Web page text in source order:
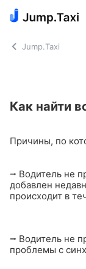
Jump.Taxi
Как найти
Причины, по
⭢ Водитель не
добавлен
происходит в
⭢ Водитель не
проблемы с